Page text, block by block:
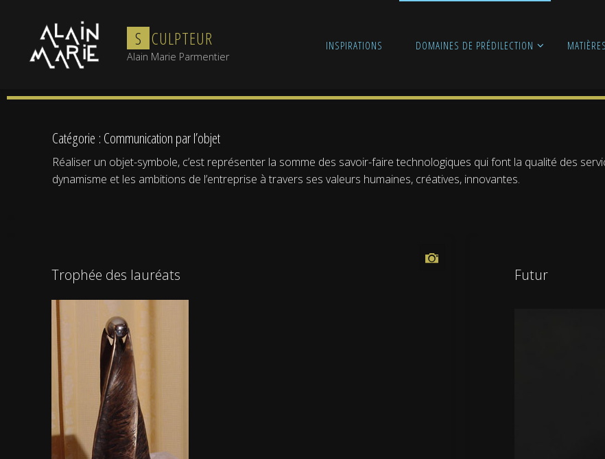
S CULPTEUR
Alain Marie Parmentier
INSPIRATIONS DOMAINES DE PRÉDILECTION
Catégorie : Communication par l’objet
Réaliser un objet-symbole, c’est représenter la somme des savoir-faire technologiques qui font la qualité des
dynamisme et les ambitions de l’entreprise à travers ses valeurs humaines, créatives, innovantes.
Trophée des lauréats Futur